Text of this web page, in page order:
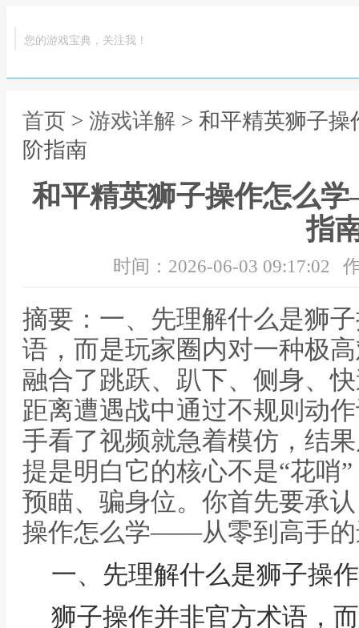
您的游戏宝典，关注我！
首页 > 游戏详解 > 和平精英狮子
阶指南
和平精英狮子操作怎么
指
时间：2026-06-03 09:17:02
摘要：一、先理解什么是狮
语，而是玩家圈内对一种极
融合了跳跃、趴下、侧身、
距离遭遇战中通过不规则动
手看了视频就急着模仿，结
提是明白它的核心不是“花哨
预瞄、骗身位。你首先要承
操作怎么学——从零到高手的
一、先理解什么是狮子操作
狮子操作并非官方术语，